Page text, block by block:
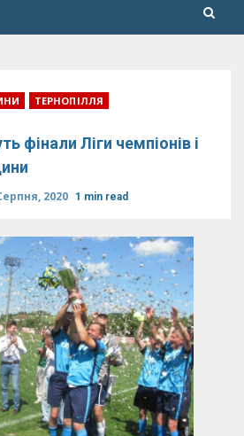
ТЕРНОПІЛЛЯ
фінали Ліги чемпіонів і
2020 1 min read